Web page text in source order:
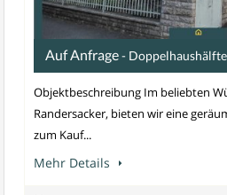
Auf Anfrage- Doppelhaushälfte
Objektbeschreibung Im beliebten
Randersacker, bieten wir eine
zum Kauf...
Mehr Details